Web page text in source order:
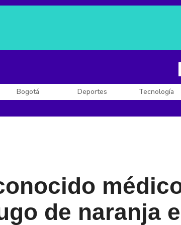
Posesión de De la
Bogotá Deportes Tecnología
de naranja